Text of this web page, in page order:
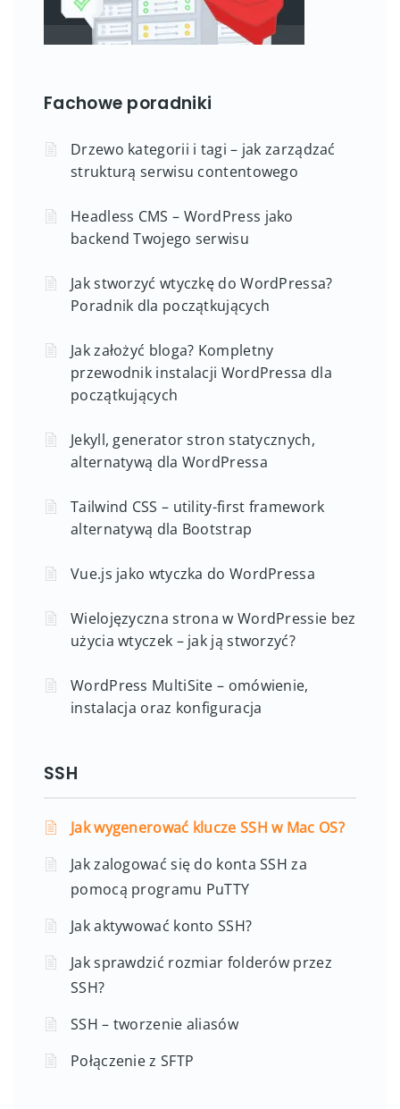
Fachowe poradniki
Drzewo kategorii i tagi – jak zarządzać
strukturą serwisu contentowego
Headless CMS – WordPress jako
backend Twojego serwisu
Jak stworzyć wtyczkę do WordPressa?
Poradnik dla początkujących
Jak założyć bloga? Kompletny
przewodnik instalacji WordPressa dla
początkujących
Jekyll, generator stron statycznych,
alternatywą dla WordPressa
Tailwind CSS – utility-first framework
alternatywą dla Bootstrap
Vue.js jako wtyczka do WordPressa
Wielojęzyczna strona w WordPressie bez
użycia wtyczek – jak ją stworzyć?
WordPress MultiSite – omówienie,
instalacja oraz konfiguracja
SSH
Jak wygenerować klucze SSH w Mac OS?
Jak zalogować się do konta SSH za
pomocą programu PuTTY
Jak aktywować konto SSH?
Jak sprawdzić rozmiar folderów przez
SSH?
SSH – tworzenie aliasów
Połączenie z SFTP